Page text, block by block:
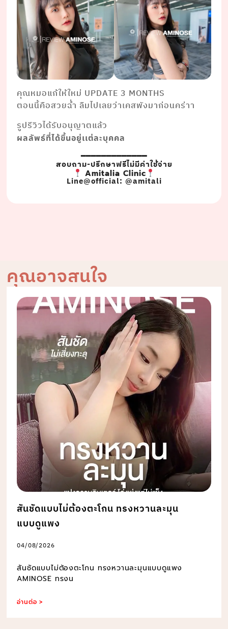
คุณหมอแก้ให้ใหม่ UPDATE 3 MONTHS
ตอนนี้คือสวยฉ่ำ ลืมไปเลยว่าเคสพังมาก่อนคร่าา
รูปรีวิวได้รับอนุญาตแล้ว
ผลลัพธ์ที่ได้ขึ้นอยู่เเต่ละบุคคล
━━━━━━━━━━━━━
สอบถาม-ปรึกษาฟรีไม่มีค่าใช้จ่าย
Amitalia Clinic
Line@official: @amitali
คุณอาจสนใจ
สันชัดแบบไม่ต้องตะโกน ทรงหวานละมุน
แบบดูแพง
04/08/2026
สันชัดแบบไม่ต้องตะโกน ทรงหวานละมุนแบบดูแพง
AMINOSE ทรงน
อ่านต่อ >